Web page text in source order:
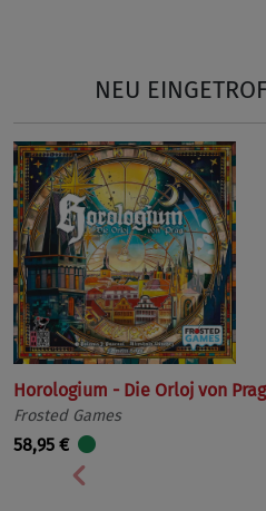
NEU
Horologium - Die Orloj von
Frosted Games
58,95 €
Vorherige